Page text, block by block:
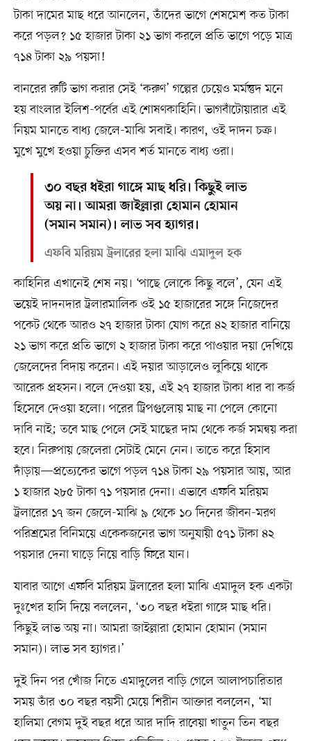
টাকা দামের মাছ ধরে আনলেন, তাঁদের ভাগে শেষমেশ কত টাকা
করে পড়ল? ১৫ হাজার টাকা ২১ ভাগ করলে প্রতি ভাগে পড়ে মাত্র
৭১৪ টাকা ২৯ পয়সা!
বানরের রুটি ভাগ করার সেই ‘করুণ’ গল্পের চেয়েও মর্মন্তুদ মনে
হয় বাংলার ইলিশ-পর্বের এই শোষণকাহিনি। ভাগবাঁটোয়ারার এই
নিয়ম মানতে বাধ্য জেলে-মাঝি সবাই। কারণ, ওই দাদন চক্র।
মুখে মুখে হওয়া চুক্তির এসব শর্ত মানতে বাধ্য ওরা।
৩০ বছর ধইরা গাঙ্গে মাছ ধরি। কিছুই লাভ
অয় না। আমরা জাইল্লারা হোমান হোমান
(সমান সমান)। লাভ সব হ্যাগর।
এফবি মরিয়ম ট্রলারের হলা মাঝি এমাদুল হক
কাহিনির এখানেই শেষ নয়। ‘পাছে লোকে কিছু বলে’, যেন এই
ভয়েই দাদনদার ট্রলারমালিক ওই ১৫ হাজারের সঙ্গে নিজেদের
পকেট থেকে আরও ২৭ হাজার টাকা যোগ করে ৪২ হাজার বানিয়ে
২১ ভাগ করে প্রতি ভাগে ২ হাজার টাকা করে পাওয়ার দয়া দেখিয়ে
জেলেদের বিদায় করেন। এই দয়ার আড়ালেও লুকিয়ে থাকে
আরেক প্রহসন। বলে দেওয়া হয়, এই ২৭ হাজার টাকা ধার বা কর্জ
হিসেবে দেওয়া হলো। পরের ট্রিপগুলোয় মাছ না পেলে কোনো
দাবি নাই; তবে মাছ পেলে সেই মাছের দাম থেকে কর্জ সমন্বয় করা
হবে। নিরুপায় জেলেরা সেটাই মেনে নেন। তাতে করে হিসাব
দাঁড়ায়—প্রত্যেকের ভাগে পড়ল ৭১৪ টাকা ২৯ পয়সার আয়, আর
১ হাজার ২৮৫ টাকা ৭১ পয়সার দেনা। এভাবে এফবি মরিয়ম
ট্রলারের ১৭ জন জেলে-মাঝি ৯ থেকে ১০ দিনের জীবন-মরণ
পরিশ্রমের বিনিময়ে একেকজনের ভাগ অনুযায়ী ৫৭১ টাকা ৪২
পয়সার দেনা ঘাড়ে নিয়ে বাড়ি ফিরে যান।
যাবার আগে এফবি মরিয়ম ট্রলারের হলা মাঝি এমাদুল হক একটা
দুঃখের হাসি দিয়ে বললেন, ‘৩০ বছর ধইরা গাঙ্গে মাছ ধরি।
কিছুই লাভ অয় না। আমরা জাইল্লারা হোমান হোমান (সমান
সমান)। লাভ সব হ্যাগর।’
দুই দিন পর খোঁজ নিতে এমাদুলের বাড়ি গেলে আলাপচারিতার
সময় তাঁর ৩০ বছর বয়সী মেয়ে শিরীন আক্তার বললেন, ‘মা
হালিমা বেগম দুই বছর ধরে আর দাদি রাবেয়া খাতুন তিন বছর